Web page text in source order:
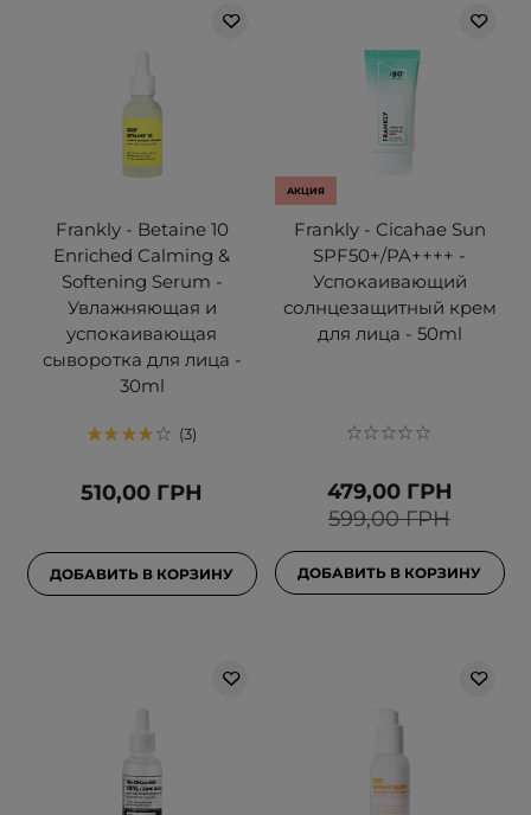
Frankly - Betaine 10
Enriched Calming &
Softening Serum -
Увлажняющая и
успокаивающая
сыворотка для лица -
30ml
3
510,00 ГРН
ДОБАВИТЬ В КОРЗИНУ
АКЦИЯ
Frankly - Cicahae Sun
SPF50+/PA++++ -
Успокаивающий
солнцезащитный крем
для лица - 50ml
599,00 ГРН
479,00 ГРН
ДОБАВИТЬ В КОРЗИНУ